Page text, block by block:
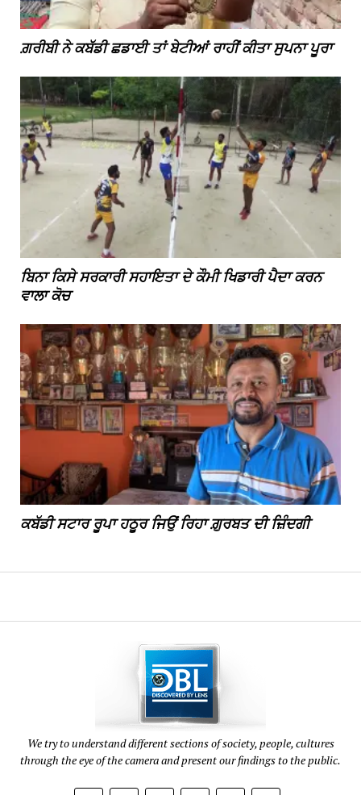
ਗ਼ਰੀਬੀ ਨੇ ਕਬੱਡੀ ਛਡਾਈ ਤਾਂ ਬੇਟੀਆਂ ਰਾਹੀਂ ਕੀਤਾ ਸੁਪਨਾ ਪੂਰਾ
ਬਿਨਾ ਕਿਸੇ ਸਰਕਾਰੀ ਸਹਾਇਤਾ ਦੇ ਕੌਮੀ ਖਿਡਾਰੀ ਪੈਦਾ ਕਰਨ
ਵਾਲਾ ਕੋਚ
ਕਬੱਡੀ ਸਟਾਰ ਰੂਪਾ ਹਠੂਰ ਜਿਉਂ ਰਿਹਾ ਗ਼ੁਰਬਤ ਦੀ ਜ਼ਿੰਦਗੀ
We try to understand different sections of society, people, cultures
through the eye of the camera and present our findings to the public.